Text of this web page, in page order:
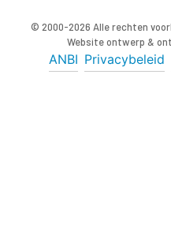
© 2000-2026 Alle rechten
Website ontwerp &
ANBI Privacybeleid